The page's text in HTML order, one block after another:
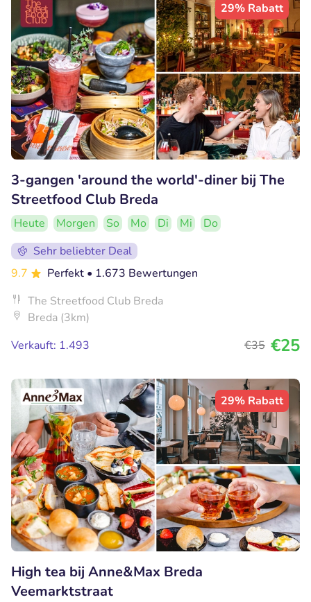
29% Rabatt
3-gangen 'around the world'-diner bij The
Streetfood Club Breda
Heute Morgen So Mo Di Mi
Do
Sehr beliebter Deal
9.7
Perfekt • 1.673 Bewertungen
The Streetfood Club Breda
Breda (3km)
Verkauft: 1.493
€35 €25
29% Rabatt
High tea bij Anne&Max Breda
Veemarktstraat